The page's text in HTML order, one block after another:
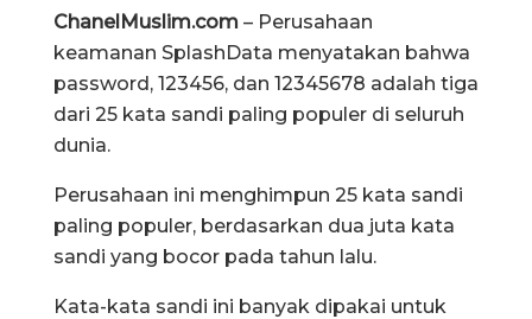
ChanelMuslim.com – Perusahaan
keamanan SplashData menyatakan bahwa
password, 123456, dan 12345678 adalah tiga
dari 25 kata sandi paling populer di seluruh
dunia.
Perusahaan ini menghimpun 25 kata sandi
paling populer, berdasarkan dua juta kata
sandi yang bocor pada tahun lalu.
Kata-kata sandi ini banyak dipakai untuk